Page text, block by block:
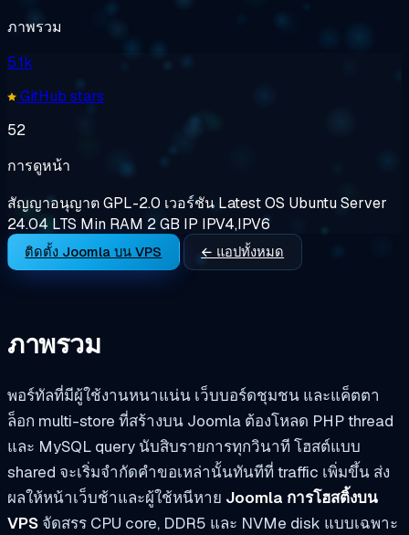
ภาพรวม
5.1k
GitHub stars
52
การดูหน้า
สัญญาอนุญาตGPL-2.0 เวอร์ชัน LatestOS Ubuntu Server
24.04 LTS Min RAM 2 GB IP IPV4,IPV6
ติดตั้ง Joomla บน VPS ← แอปทั้งหมด
ภาพรวม
พอร์ทัลที่มีผู้ใช้งานหนาแน่น เว็บบอร์ดชุมชน และแค็ตตา
ล็อก multi-store ที่สร้างบน Joomla ต้องโหลด PHP thread
และ MySQL query นับสิบรายการทุกวินาที โฮสต์แบบ
shared จะเริ่มจำกัดคำขอเหล่านั้นทันทีที่ traffic เพิ่มขึ้น ส่ง
ผลให้หน้าเว็บช้าและผู้ใช้หนีหาย Joomla การโฮสติ้งบน
VPS จัดสรร CPU core, DDR5 และ NVMe disk แบบเฉพาะ